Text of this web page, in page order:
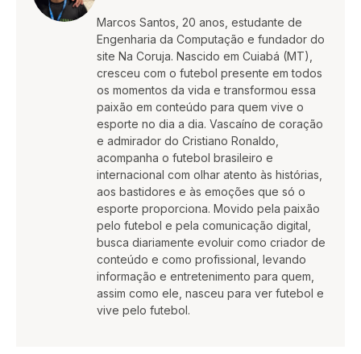
Marcos Santos, 20 anos, estudante de
Engenharia da Computação e fundador do
site Na Coruja. Nascido em Cuiabá (MT),
cresceu com o futebol presente em todos
os momentos da vida e transformou essa
paixão em conteúdo para quem vive o
esporte no dia a dia. Vascaíno de coração
e admirador do Cristiano Ronaldo,
acompanha o futebol brasileiro e
internacional com olhar atento às histórias,
aos bastidores e às emoções que só o
esporte proporciona. Movido pela paixão
pelo futebol e pela comunicação digital,
busca diariamente evoluir como criador de
conteúdo e como profissional, levando
informação e entretenimento para quem,
assim como ele, nasceu para ver futebol e
vive pelo futebol.